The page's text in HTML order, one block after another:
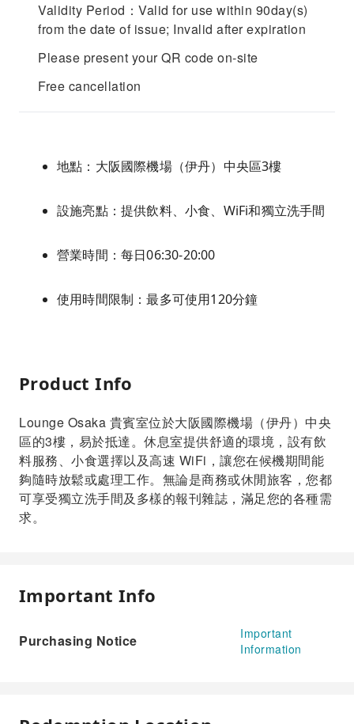
Validity Period：Valid for use within 90day(s)
from the date of issue; Invalid after expiration
Please present your QR code on-site
Free cancellation
地點：大阪國際機場（伊丹）中央區3樓
設施亮點：提供飲料、小食、WiFi和獨立洗手間
營業時間：每日06:30-20:00
使用時間限制：最多可使用120分鐘
Product Info
Lounge Osaka 貴賓室位於大阪國際機場（伊丹）中央
區的3樓，易於抵達。休息室提供舒適的環境，設有飲
料服務、小食選擇以及高速 WiFi，讓您在候機期間能
夠隨時放鬆或處理工作。無論是商務或休閒旅客，您都
可享受獨立洗手間及多樣的報刊雜誌，滿足您的各種需
求。
Important Info
Purchasing Notice
Important
Information